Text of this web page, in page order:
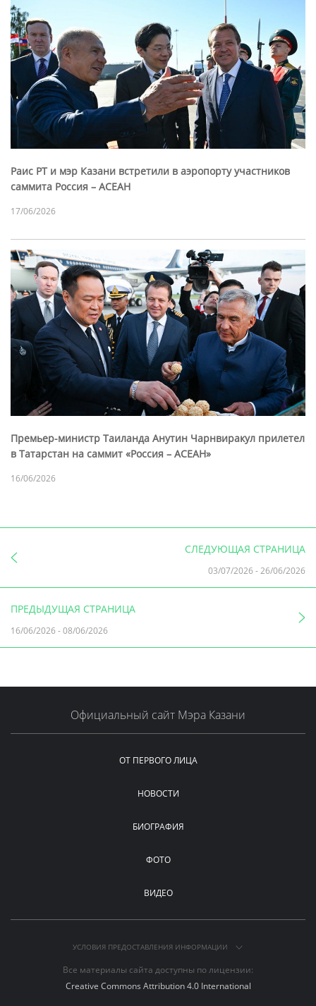
Раис РТ и мэр Казани встретили в аэропорту участников
саммита Россия – АСЕАН
17/06/2026
Премьер-министр Таиланда Анутин Чарнвиракул прилетел
в Татарстан на саммит «Россия – АСЕАН»
16/06/2026
СЛЕДУЮЩАЯ СТРАНИЦА
03/07/2026 -26/06/2026
ПРЕДЫДУЩАЯ СТРАНИЦА
16/06/2026 -08/06/2026
Официальный сайт Мэра Казани
ОТ ПЕРВОГО ЛИЦА
НОВОСТИ
БИОГРАФИЯ
ФОТО
ВИДЕО
УСЛОВИЯ ПРЕДОСТАВЛЕНИЯ ИНФОРМАЦИИ
Все материалы сайта доступны по лицензии:
Creative Commons Attribution 4.0 International